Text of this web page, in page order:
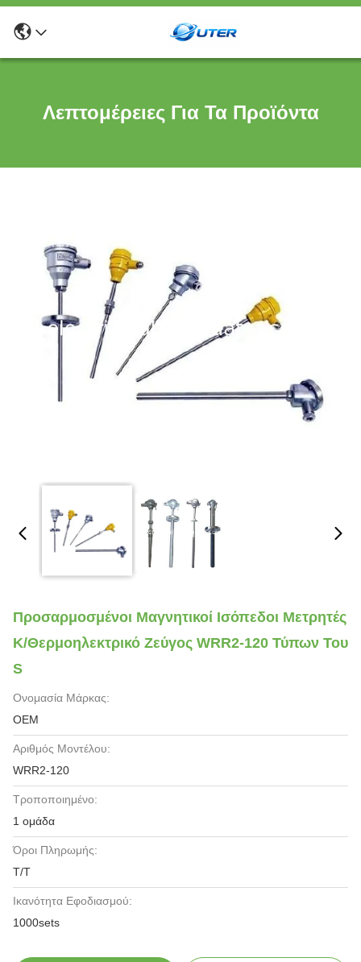
Λεπτομέρειες Για Τα Προϊόντα
Προσαρμοσμένοι Μαγνητικοί Ισόπεδοι Μετρητές
Κ/θερμοηλεκτρικό Ζεύγος WRR2-120 Τύπων Του
S
Ονομασία Μάρκας:
OEM
Αριθμός Μοντέλου:
WRR2-120
Τροποποιημένο:
1 ομάδα
Όροι Πληρωμής:
T/T
Ικανότητα Εφοδιασμού:
1000sets